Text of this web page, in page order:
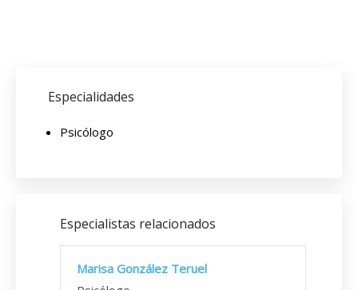
Especialidades
Psicólogo
Especialistas relacionados
Marisa González Teruel